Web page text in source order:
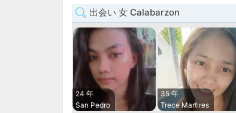
出会い 女 Calabarzon
24 年
San Pedro
35 年
Trece Martires